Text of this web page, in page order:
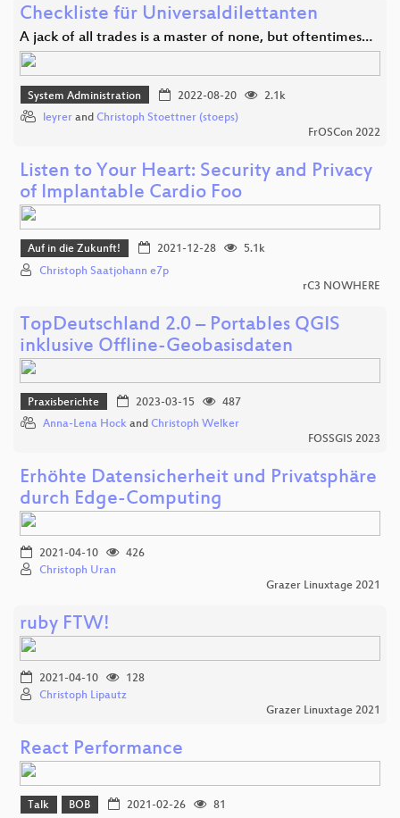
Checkliste für Universaldilettanten
A jack of all trades is a master of none, but oftentimes…
System Administration 2022-08-20
2.1k
leyrer and Christoph Stoettner (stoeps)
FrOSCon 2022
Listen to Your Heart: Security and Privacy
of Implantable Cardio Foo
Auf in die Zukunft! 2021-12-28
5.1k
Christoph Saatjohann e7p
rC3 NOWHERE
TopDeutschland 2.0 – Portables QGIS
inklusive Offline-Geobasisdaten
Praxisberichte 2023-03-15
487
Anna-Lena Hock and Christoph Welker
FOSSGIS 2023
Erhöhte Datensicherheit und Privatsphäre
durch Edge-Computing
2021-04-10
426
Christoph Uran
Grazer Linuxtage 2021
ruby FTW!
2021-04-10
128
Christoph Lipautz
Grazer Linuxtage 2021
React Performance
Talk BOB 2021-02-26 81